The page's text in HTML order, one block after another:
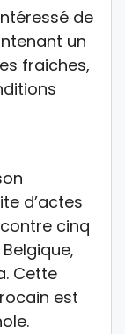
de
un
fraiches,
d’actes
cinq
Cette
est